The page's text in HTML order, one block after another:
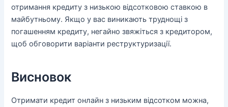
отримання кредиту з низькою відсотковою ставкою в
майбутньому. Якщо у вас виникають труднощі з
погашенням кредиту, негайно звяжіться з кредитором,
щоб обговорити варіанти реструктуризації.
Висновок
Отримати кредит онлайн з низьким відсотком можна,